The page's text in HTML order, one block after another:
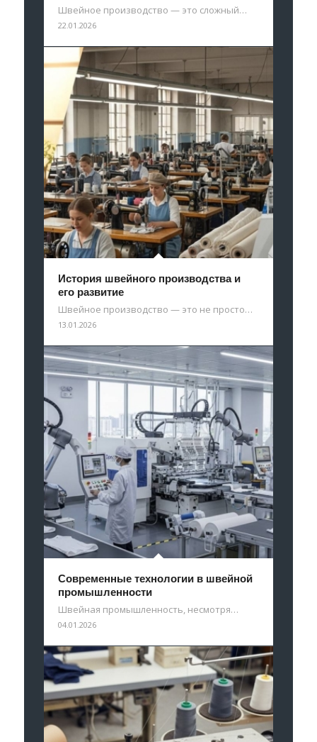
Швейное производство — это сложный…
22.01.2026
История швейного производства и
его развитие
Швейное производство — это не просто…
13.01.2026
Современные технологии в швейной
промышленности
Швейная промышленность, несмотря…
04.01.2026